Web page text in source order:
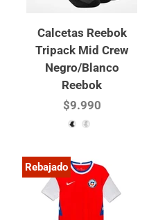
Calcetas Reebok
Tripack Mid Crew
Negro/Blanco
Reebok
$9.990
Rebajado